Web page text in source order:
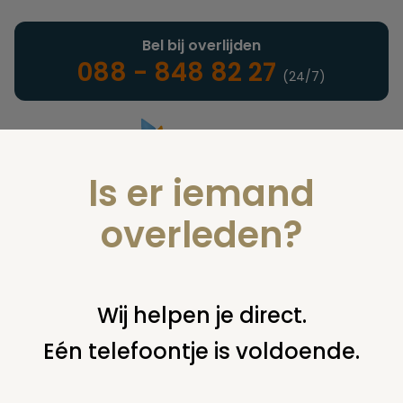
Landelijke uitvaartonderneming
Bel bij overlijden
088 - 848 82 27 (24/7)
U bent hier: home infotheek woordenlijst b
Is er iemand
overleden?
Wij helpen je direct.
Eén telefoontje is voldoende.